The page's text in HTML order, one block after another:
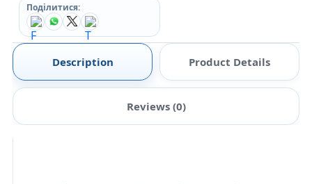
Поділитися:
Description Product Details
Reviews (0)